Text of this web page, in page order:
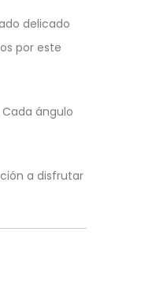
delicado
por este
ángulo
a disfrutar